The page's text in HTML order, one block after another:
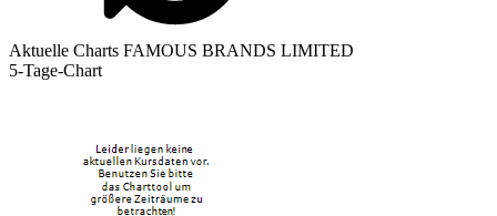
Aktuelle Charts FAMOUS BRANDS LIMITED
5-Tage-Chart